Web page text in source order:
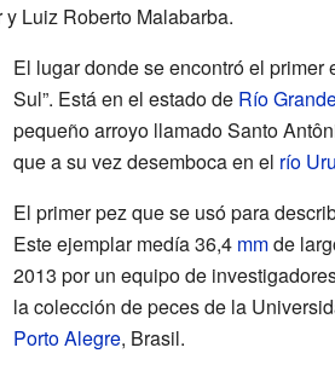
Luiz Roberto Malabarba.
El lugar donde se encontró el primer
Sul”. Está en el estado de Río
pequeño arroyo llamado Santo
que a su vez desemboca en el río
El primer pez que se usó para
Este ejemplar medía 36,4 mmde
2013 por un equipo de
la colección de peces de la
Porto Alegre, Brasil.